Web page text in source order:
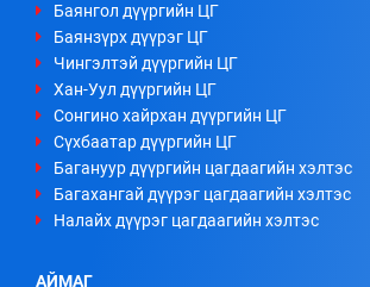
Баянгол дүүргийн ЦГ
Баянзүрх дүүрэг ЦГ
Чингэлтэй дүүргийн ЦГ
Хан-Уул дүүргийн ЦГ
Сонгино хайрхан дүүргийн ЦГ
Сүхбаатар дүүргийн ЦГ
Багануур дүүргийн цагдаагийн хэлтэс
Багахангай дүүрэг цагдаагийн хэлтэс
Налайх дүүрэг цагдаагийн хэлтэс
АЙМАГ